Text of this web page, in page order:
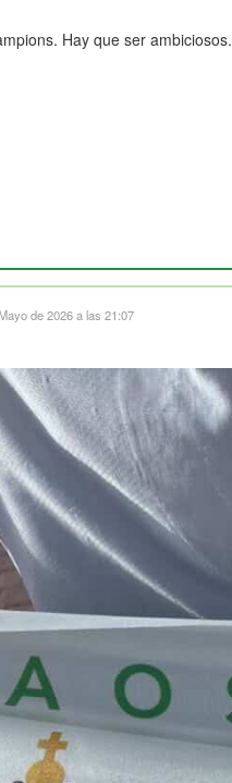
Hay que ser ambiciosos.
de 2026 a las 21:07